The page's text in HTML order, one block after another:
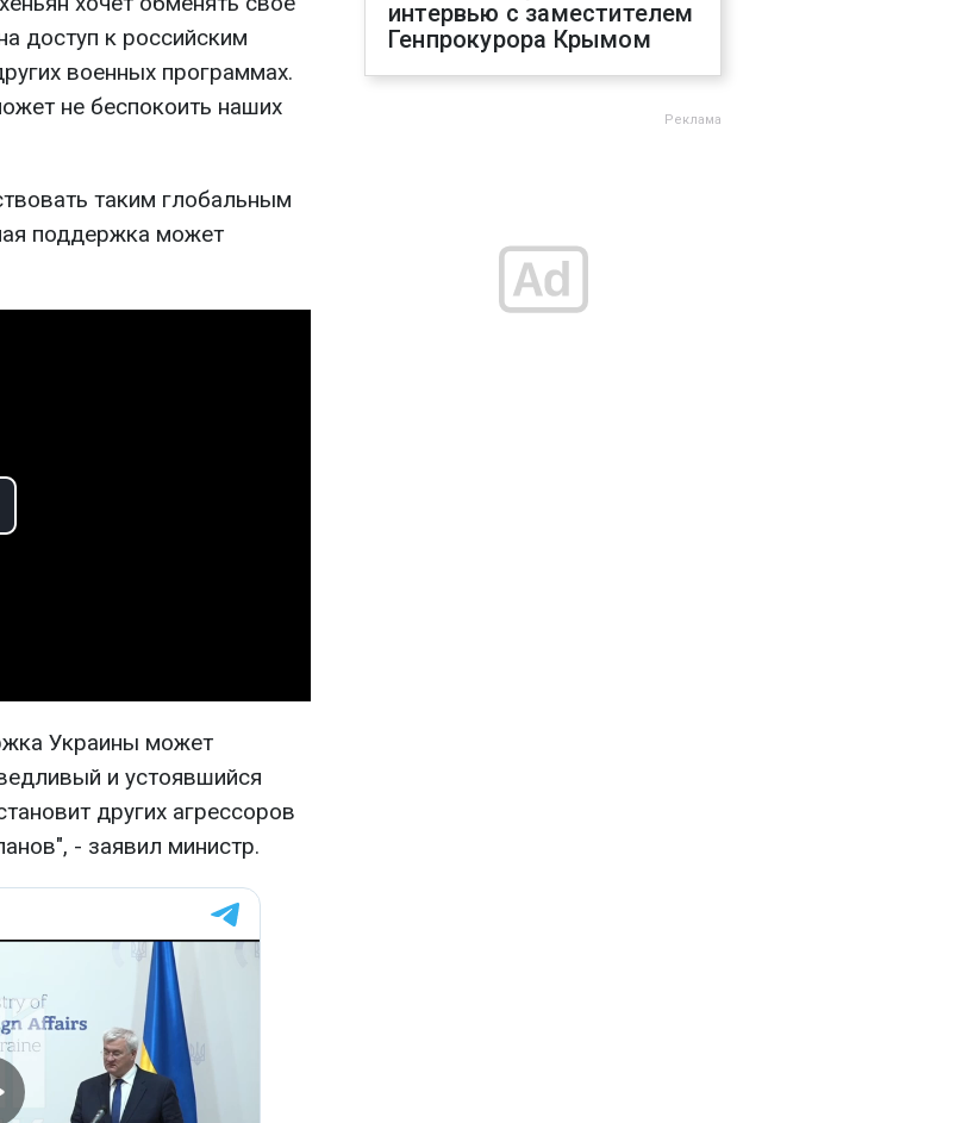
доступ к российским
военных программах.
не беспокоить наших
таким глобальным
поддержка может
Украины может
и устоявшийся
других агрессоров
- заявил министр.
интервью с заместителем
Генпрокурора Крымом